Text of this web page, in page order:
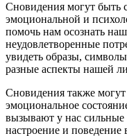
Сновидения могут быть
эмоциональной и
помочь нам осознать
неудовлетворенные
увидеть образы,
разные аспекты нашей
Сновидения также
эмоциональное
вызывают у нас
настроение и